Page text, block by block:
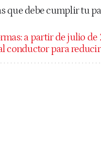
que debe cumplir tu
a partir de julio
conductor para